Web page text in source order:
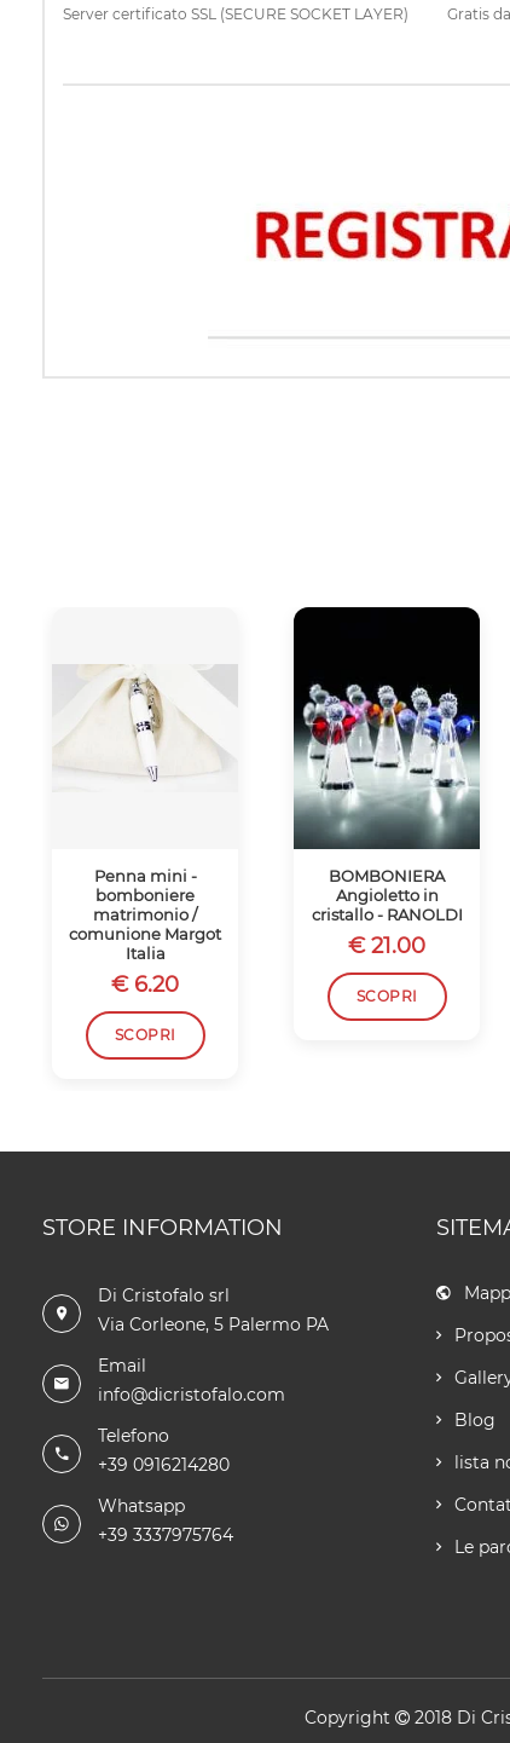
Server certificato SSL (SECURE SOCKET LAYER)
Gratis
Penna mini -
bomboniere
matrimonio /
comunione Margot
Italia
€ 6.20
SCOPRI
BOMBONIERA
Angioletto in
cristallo - RANOLDI
€ 21.00
SCOPRI
STORE INFORMATION
Di Cristofalo srl
Via Corleone, 5 Palermo PA
Email
info@dicristofalo.com
Telefono
+39 0916214280
Whatsapp
+39 3337975764
Blog
lista
Le
Copyright 2018 Di